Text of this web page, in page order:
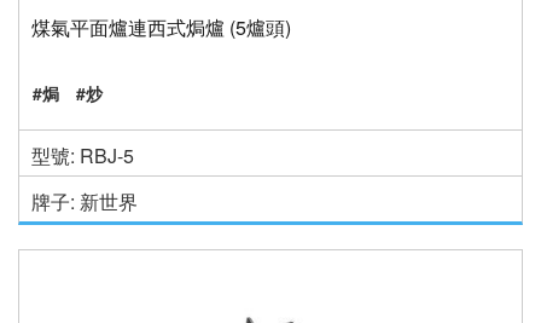
煤氣平面爐連西式焗爐 (5爐頭)
#焗 #炒
型號: RBJ-5
牌子: 新世界